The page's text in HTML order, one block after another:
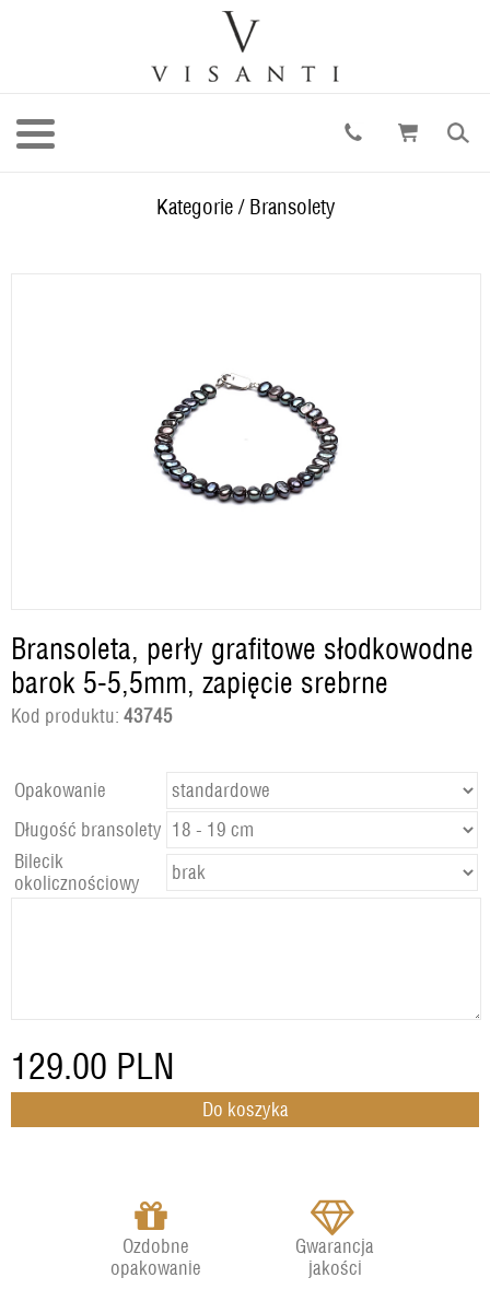
Kategorie/ Bransolety
Bransoleta, perły grafitowe słodkowodne
barok 5-5,5mm, zapięcie srebrne
Kod produktu: 43745
Opakowanie
Długość bransolety
Bilecik
okolicznościowy
129.00 PLN
Ozdobne
opakowanie
Gwarancja
jakości